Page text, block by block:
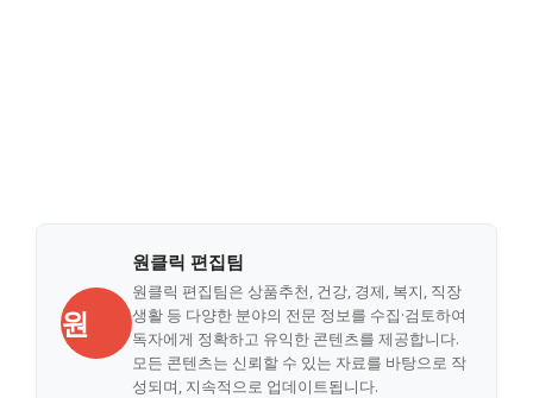
원
원클릭 편집팀
원클릭 편집팀은 상품추천, 건강, 경제, 복지, 직장
생활 등 다양한 분야의 전문 정보를 수집·검토하여
독자에게 정확하고 유익한 콘텐츠를 제공합니다.
모든 콘텐츠는 신뢰할 수 있는 자료를 바탕으로 작
성되며, 지속적으로 업데이트됩니다.